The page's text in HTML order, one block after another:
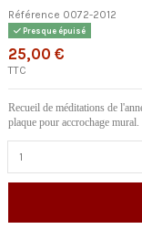
Référence 0072-2012
Presque épuisé
25,00 €
TTC
Recueil de méditations de
plaque pour accrochage mural.